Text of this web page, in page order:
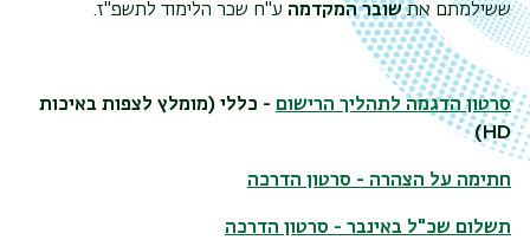
ששילמתם אתשובר המקדמה ע''ח שכר הלימוד לתשפ''ז.
סרטון הדגמה לתהליך הרישום - כללי (מומלץ לצפות באיכות
(HD
חתימה על הצהרה - סרטון הדרכה
תשלום שכ"ל באינבר - סרטון הדרכה